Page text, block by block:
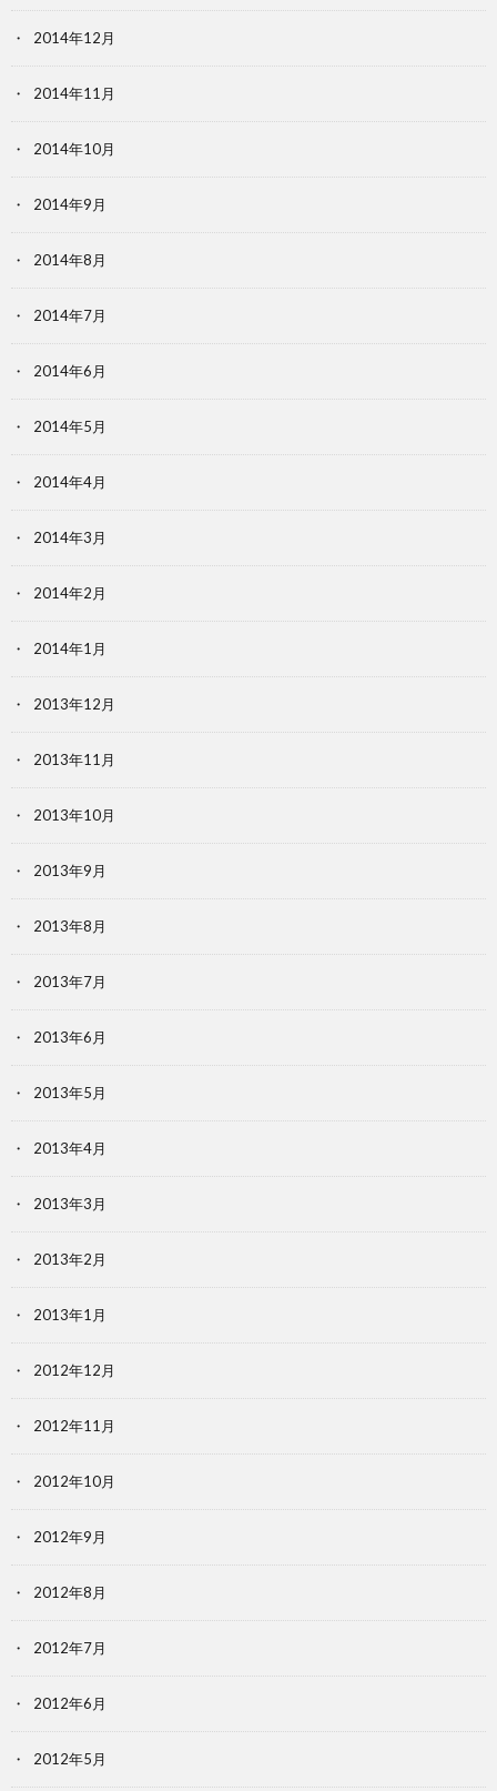
2014年12月
2014年11月
2014年10月
2014年9月
2014年8月
2014年7月
2014年6月
2014年5月
2014年4月
2014年3月
2014年2月
2014年1月
2013年12月
2013年11月
2013年10月
2013年9月
2013年8月
2013年7月
2013年6月
2013年5月
2013年4月
2013年3月
2013年2月
2013年1月
2012年12月
2012年11月
2012年10月
2012年9月
2012年8月
2012年7月
2012年6月
2012年5月